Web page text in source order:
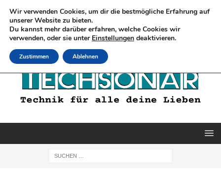
Wir verwenden Cookies, um dir die bestmögliche Erfahrung auf
unserer Website zu bieten.
Du kannst mehr darüber erfahren, welche Cookies wir
verwenden, oder sie unter Einstellungen deaktivieren.
Zustimmen Ablehnen